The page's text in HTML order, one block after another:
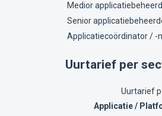
Medior
Senior
Applicatiecoördinator / -
Uurtarief per
Uurtarief
Applicatie /